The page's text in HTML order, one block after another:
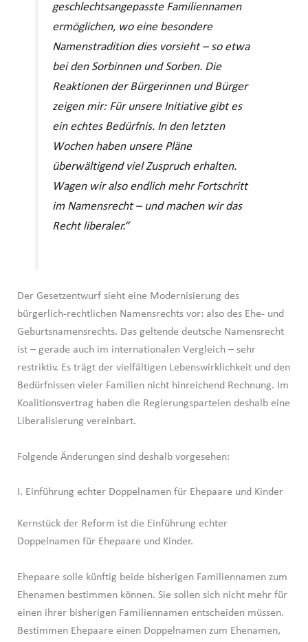
geschlechtsangepasste Familiennamen
ermöglichen, wo eine besondere
Namenstradition dies vorsieht – so etwa
bei den Sorbinnen und Sorben. Die
Reaktionen der Bürgerinnen und Bürger
zeigen mir: Für unsere Initiative gibt es
ein echtes Bedürfnis. In den letzten
Wochen haben unsere Pläne
überwältigend viel Zuspruch erhalten.
Wagen wir also endlich mehr Fortschritt
im Namensrecht – und machen wir das
Recht liberaler.“
Der Gesetzentwurf sieht eine Modernisierung des
bürgerlich-rechtlichen Namensrechts vor: also des Ehe- und
Geburtsnamensrechts. Das geltende deutsche Namensrecht
ist – gerade auch im internationalen Vergleich – sehr
restriktiv. Es trägt der vielfältigen Lebenswirklichkeit und den
Bedürfnissen vieler Familien nicht hinreichend Rechnung. Im
Koalitionsvertrag haben die Regierungsparteien deshalb eine
Liberalisierung vereinbart.
Folgende Änderungen sind deshalb vorgesehen:
I. Einführung echter Doppelnamen für Ehepaare und Kinder
Kernstück der Reform ist die Einführung echter
Doppelnamen für Ehepaare und Kinder.
Ehepaare solle künftig beide bisherigen Familiennamen zum
Ehenamen bestimmen können. Sie sollen sich nicht mehr für
einen ihrer bisherigen Familiennamen entscheiden müssen.
Bestimmen Ehepaare einen Doppelnamen zum Ehenamen,